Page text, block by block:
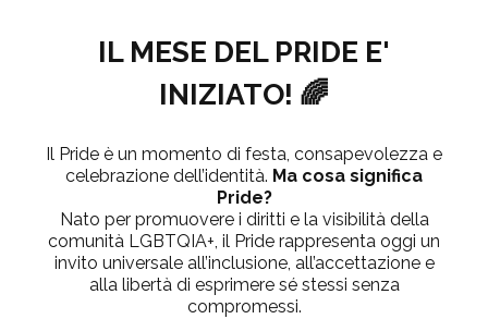
IL MESE DEL PRIDE E'
INIZIATO! 🌈
Il Pride è un momento di festa, consapevolezza e
celebrazione dell’identità. Ma cosa significa
Pride?
Nato per promuovere i diritti e la visibilità della
comunità LGBTQIA+, il Pride rappresenta oggi un
invito universale all’inclusione, all’accettazione e
alla libertà di esprimere sé stessi senza
compromessi.